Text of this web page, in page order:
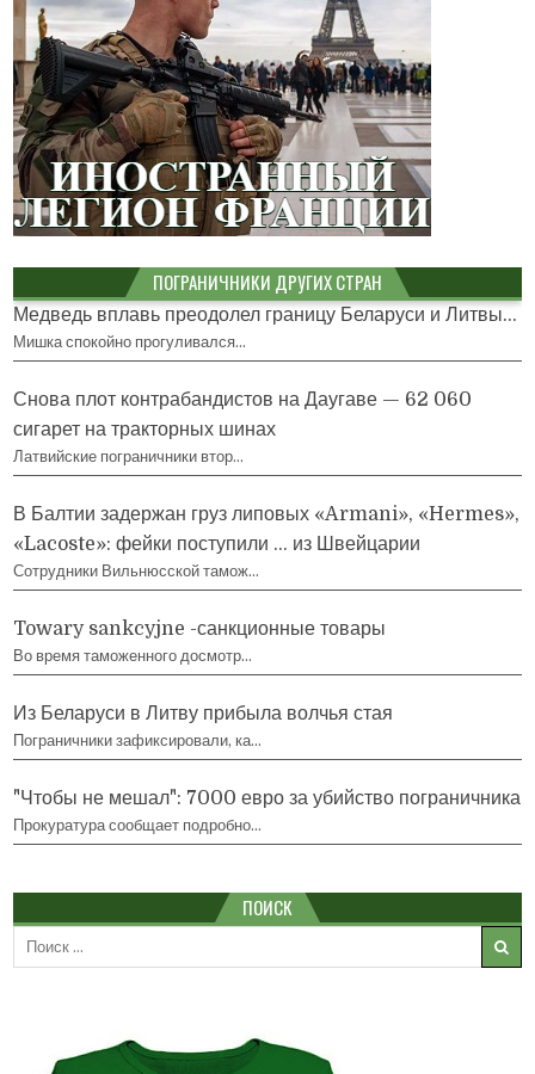
ПОГРАНИЧНИКИ ДРУГИХ СТРАН
Медведь вплавь преодолел границу Беларуси и Литвы...
Мишка спокойно прогуливался…
Снова плот контрабандистов на Даугаве — 62 060
сигарет на тракторных шинах
Латвийские пограничники втор…
В Балтии задержан груз липовых «Armani», «Hermes»,
«Lacoste»: фейки поступили … из Швейцарии
Сотрудники Вильнюсской тамож…
Towary sankcyjne -санкционные товары
Во время таможенного досмотр…
Из Беларуси в Литву прибыла волчья стая
Пограничники зафиксировали, ка…
"Чтобы не мешал": 7000 евро за убийство пограничника
Прокуратура сообщает подробно…
ПОИСК